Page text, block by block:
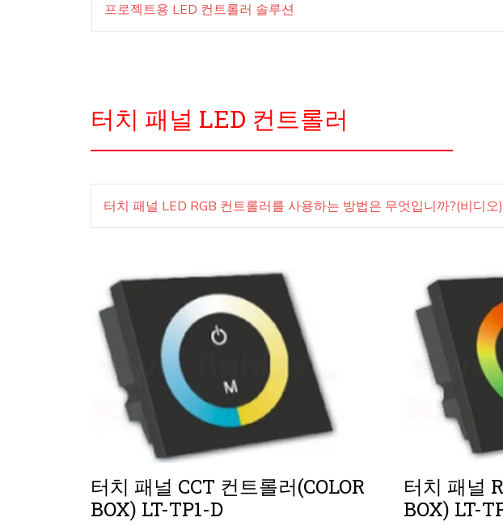
프로젝트용 LED 컨트롤러 솔루션
터치 패널 LED 컨트롤러
터치 패널 LED RGB 컨트롤러를 사용하는 방법은 무엇입니까?(비디오)
터치 패널 CCT 컨트롤러(COLOR
BOX) LT-TP1-D
터치 패널
BOX) LT-